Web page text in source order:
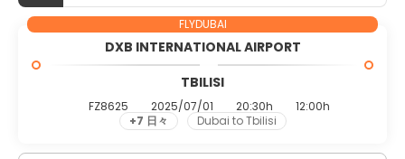
FLYDUBAI
DXB INTERNATIONAL AIRPORT
TBILISI
FZ8625 2025/07/01 20:30h
12:00h
+7 日々
Dubai to Tbilisi